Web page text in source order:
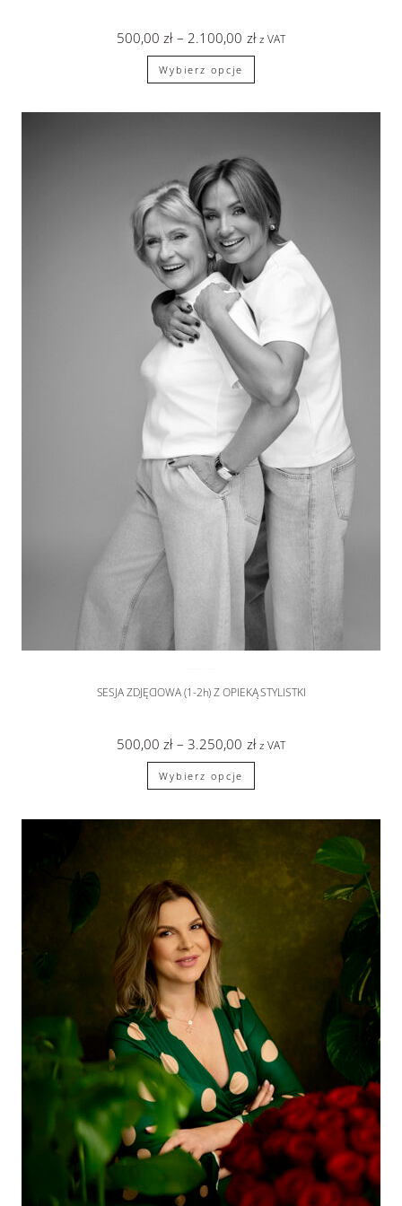
500,00 zł – 2.100,00 zł z VAT
Wybierz opcje
SESJA ZDJĘCIOWA (1-2h) Z OPIEKĄ STYLISTKI
500,00zł – 3.250,00 zł z VAT
Wybierz opcje